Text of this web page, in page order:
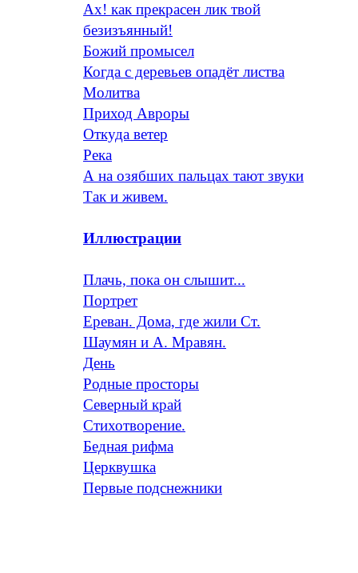
Ах! как прекрасен лик твой
безизъянный!
Божий промысел
Когда с деревьев опадёт листва
Молитва
Приход Авроры
Откуда ветер
Река
А на озябших пальцах тают звуки
Так и живем.
Иллюстрации
Плачь, пока он слышит...
Портрет
Ереван. Дома, где жили Ст.
Шаумян и А. Мравян.
День
Родные просторы
Северный край
Стихотворение.
Бедная рифма
Церквушка
Первые подснежники